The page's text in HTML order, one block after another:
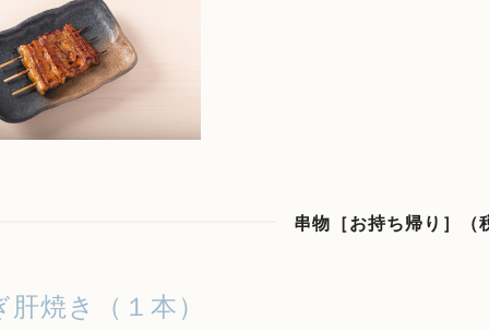
串物［お持ち帰り］（
焼き（１本）